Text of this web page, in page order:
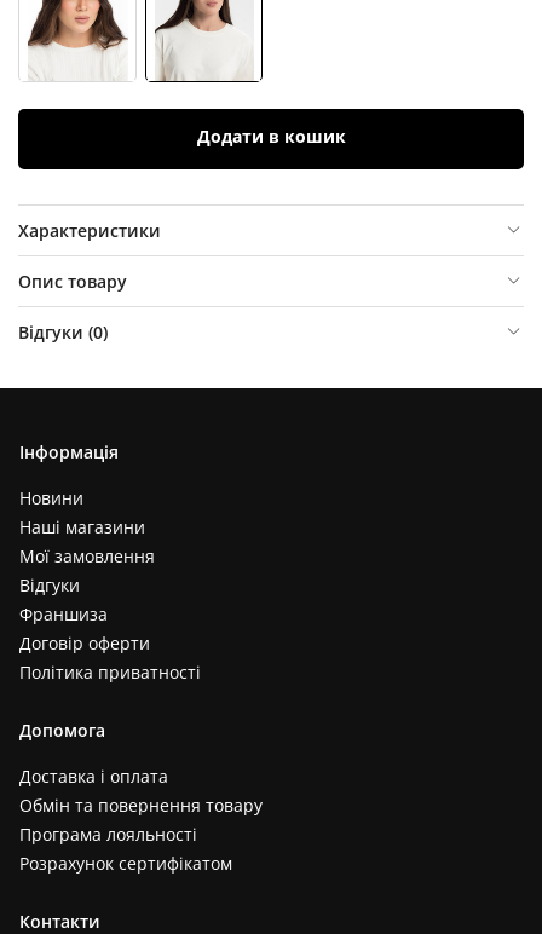
Додати в кошик
Характеристики
Опис товару
Відгуки (0)
Інформація
Новини
Наші магазини
Мої замовлення
Відгуки
Франшиза
Договір оферти
Політика приватності
Допомога
Доставка і оплата
Обмін та повернення товару
Програма лояльності
Розрахунок сертифікатом
Контакти